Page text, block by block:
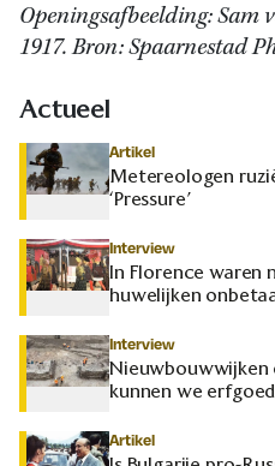
Openingsafbeelding: Sam
1917. Bron: Spaarnestad
Actueel
Artikel
Metereologen
‘Pressure’
Interview
In Florence waren
huwelijken
Interview
Nieuwbouwwijken
kunnen we
Artikel